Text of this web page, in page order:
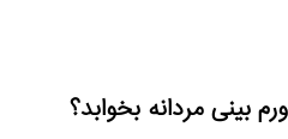
بینی مردانه بخوابد؟